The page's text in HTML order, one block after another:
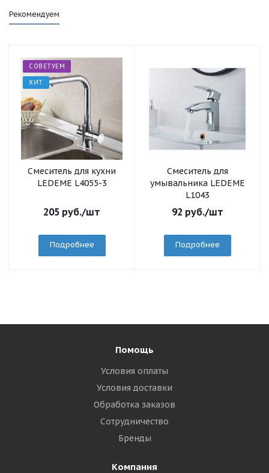
Рекомендуем
СОВЕТУЕМ
ХИТ
Смеситель для кухни
LEDEME L4055-3
205 руб./шт
Подробнее
Смеситель для
умывальника LEDEME
L1043
92 руб./шт
Подробнее
Помощь
Условия оплаты
Условия доставки
Обработка заказов
Сотрудничество
Бренды
Компания